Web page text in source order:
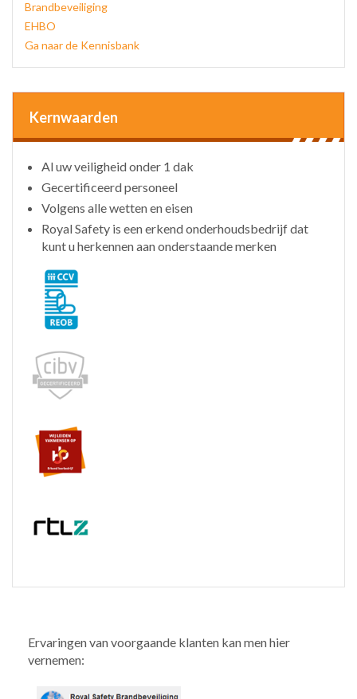
Brandbeveiliging
EHBO
Ga naar de Kennisbank
Kernwaarden
Al uw veiligheid onder 1 dak
Gecertificeerd personeel
Volgens alle wetten en eisen
Royal Safety is een erkend onderhoudsbedrijf dat
kunt u herkennen aan onderstaande merken
Ervaringen van voorgaande klanten kan men hier
vernemen: